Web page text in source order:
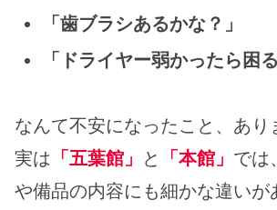
「歯ブラシあるかな？」
「ドライヤー弱かったら困
なんて不安になったこと、あり
実は 「五葉館」 と 「本館」 では
や備品の内容にも細かな違いが